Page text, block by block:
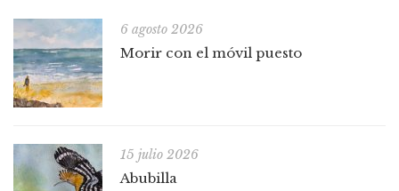
6 agosto 2026
Morir con el móvil puesto
15 julio 2026
Abubilla